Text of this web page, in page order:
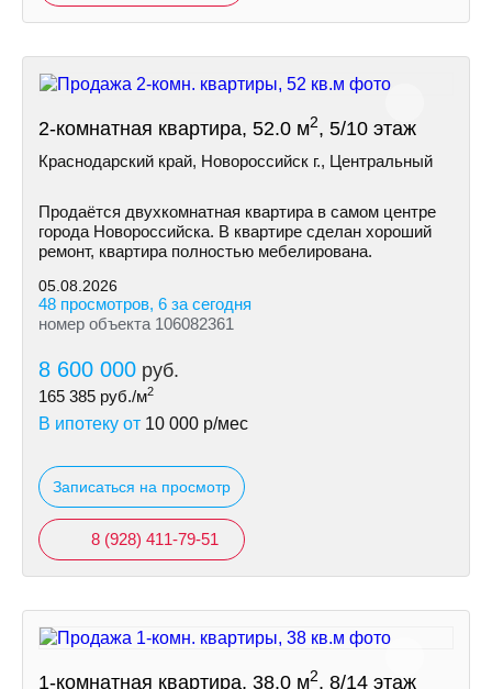
2-комнатная квартира, 52.0 м2, 5/10 этаж
Краснодарский край, Новороссийск г., Центральный
Продаётся двухкомнатная квартира в самом центре
города Новороссийска. В квартире сделан хороший
ремонт, квартира полностью мебелирована.
05.08.2026
48 просмотров, 6 за сегодня
номер объекта 106082361
8 600 000 руб.
165 385 руб./м2
В ипотеку от 10 000 р/мес
Записаться на просмотр
8 (928) 411-79-51
1-комнатная квартира, 38.0 м2, 8/14 этаж